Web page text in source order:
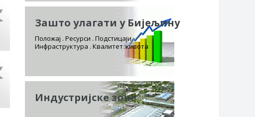
Зашто улагати у Бијељину
Положај . Ресурси . Подстицаји
Инфраструктура . Квалитет живота
Индустријске зоне